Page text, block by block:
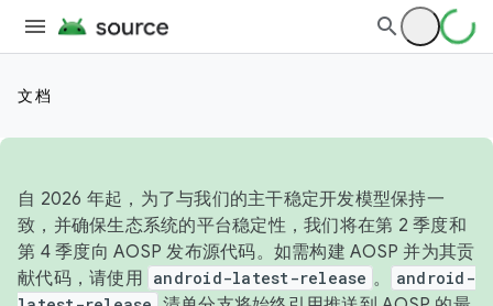
文档
自 2026 年起，为了与我们的主干稳定开发模型保持一
致，并确保生态系统的平台稳定性，我们将在第 2 季度和
第 4 季度向 AOSP 发布源代码。如需构建 AOSP 并为其贡
献代码，请使用 android-latest-release 。
android-